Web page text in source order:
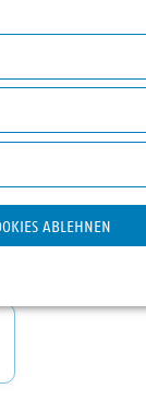
ABLEHNEN